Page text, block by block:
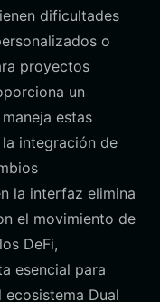
dificultades
o
proyectos
un
estas
integración de
la interfaz elimina
el movimiento de
DeFi,
esencial para
Dual